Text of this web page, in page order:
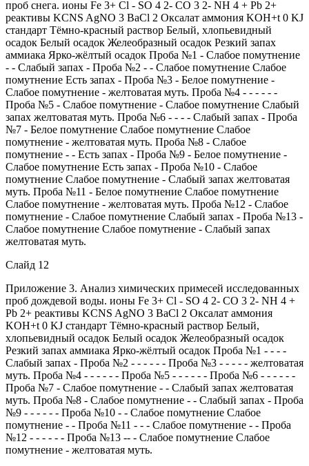
проб снега. ионы Fe 3+ Cl - SO 4 2- CO 3 2- NH 4 + Pb 2+
реактивы KCNS AgNO 3 BaCl 2 Оксалат аммония KOH+t 0 KJ
стандарт Тёмно-красный раствор Белый, хлопьевидный
осадок Белый осадок Желеобразный осадок Резкий запах
аммиака Ярко-жёлтый осадок Проба №1 - Слабое помутнение
- - Слабый запах - Проба №2 - - Слабое помутнение Слабое
помутнение Есть запах - Проба №3 - Белое помутнение -
Слабое помутнение - желтоватая муть. Проба №4 - - - - - -
Проба №5 - Слабое помутнение - Слабое помутнение Слабый
запах желтоватая муть. Проба №6 - - - - Слабый запах - Проба
№7 - Белое помутнение Слабое помутнение Слабое
помутнение - желтоватая муть. Проба №8 - Слабое
помутнение - - Есть запах - Проба №9 - Белое помутнение -
Слабое помутнение Есть запах - Проба №10 - Слабое
помутнение Слабое помутнение - Слабый запах желтоватая
муть. Проба №11 - Белое помутнение Слабое помутнение
Слабое помутнение - желтоватая муть. Проба №12 - Слабое
помутнение - Слабое помутнение Слабый запах - Проба №13 -
Слабое помутнение Слабое помутнение - Слабый запах
желтоватая муть.
Слайд 12
Приложение 3. Анализ химических примесей исследованных
проб дождевой воды. ионы Fe 3+ Cl - SO 4 2- CO 3 2- NH 4 +
Pb 2+ реактивы KCNS AgNO 3 BaCl 2 Оксалат аммония
KOH+t 0 KJ стандарт Тёмно-красный раствор Белый,
хлопьевидный осадок Белый осадок Желеобразный осадок
Резкий запах аммиака Ярко-жёлтый осадок Проба №1 - - - -
Слабый запах - Проба №2 - - - - - - Проба №3 - - - - - желтоватая
муть. Проба №4 - - - - - - Проба №5 - - - - - - Проба №6 - - - - - -
Проба №7 - Слабое помутнение - - Слабый запах желтоватая
муть. Проба №8 - Слабое помутнение - - Слабый запах - Проба
№9 - - - - - - Проба №10 - - Слабое помутнение Слабое
помутнение - - Проба №11 - - - Слабое помутнение - - Проба
№12 - - - - - - Проба №13 -- - Слабое помутнение Слабое
помутнение - желтоватая муть.